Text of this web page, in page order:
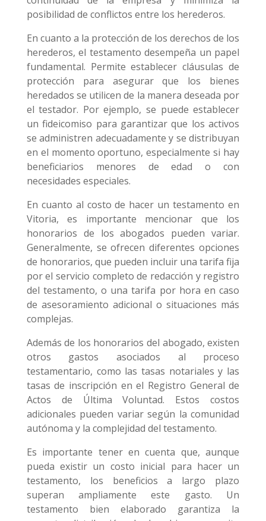
posibilidad de conflictos entre los herederos.
En cuanto a la protección de los derechos de los
herederos, el testamento desempeña un papel
fundamental. Permite establecer cláusulas de
protección para asegurar que los bienes
heredados se utilicen de la manera deseada por
el testador. Por ejemplo, se puede establecer
un fideicomiso para garantizar que los activos
se administren adecuadamente y se distribuyan
en el momento oportuno, especialmente si hay
beneficiarios menores de edad o con
necesidades especiales.
En cuanto al costo de hacer un testamento en
Vitoria, es importante mencionar que los
honorarios de los abogados pueden variar.
Generalmente, se ofrecen diferentes opciones
de honorarios, que pueden incluir una tarifa fija
por el servicio completo de redacción y registro
del testamento, o una tarifa por hora en caso
de asesoramiento adicional o situaciones más
complejas.
Además de los honorarios del abogado, existen
otros gastos asociados al proceso
testamentario, como las tasas notariales y las
tasas de inscripción en el Registro General de
Actos de Última Voluntad. Estos costos
adicionales pueden variar según la comunidad
autónoma y la complejidad del testamento.
Es importante tener en cuenta que, aunque
pueda existir un costo inicial para hacer un
testamento, los beneficios a largo plazo
superan ampliamente este gasto. Un
testamento bien elaborado garantiza la